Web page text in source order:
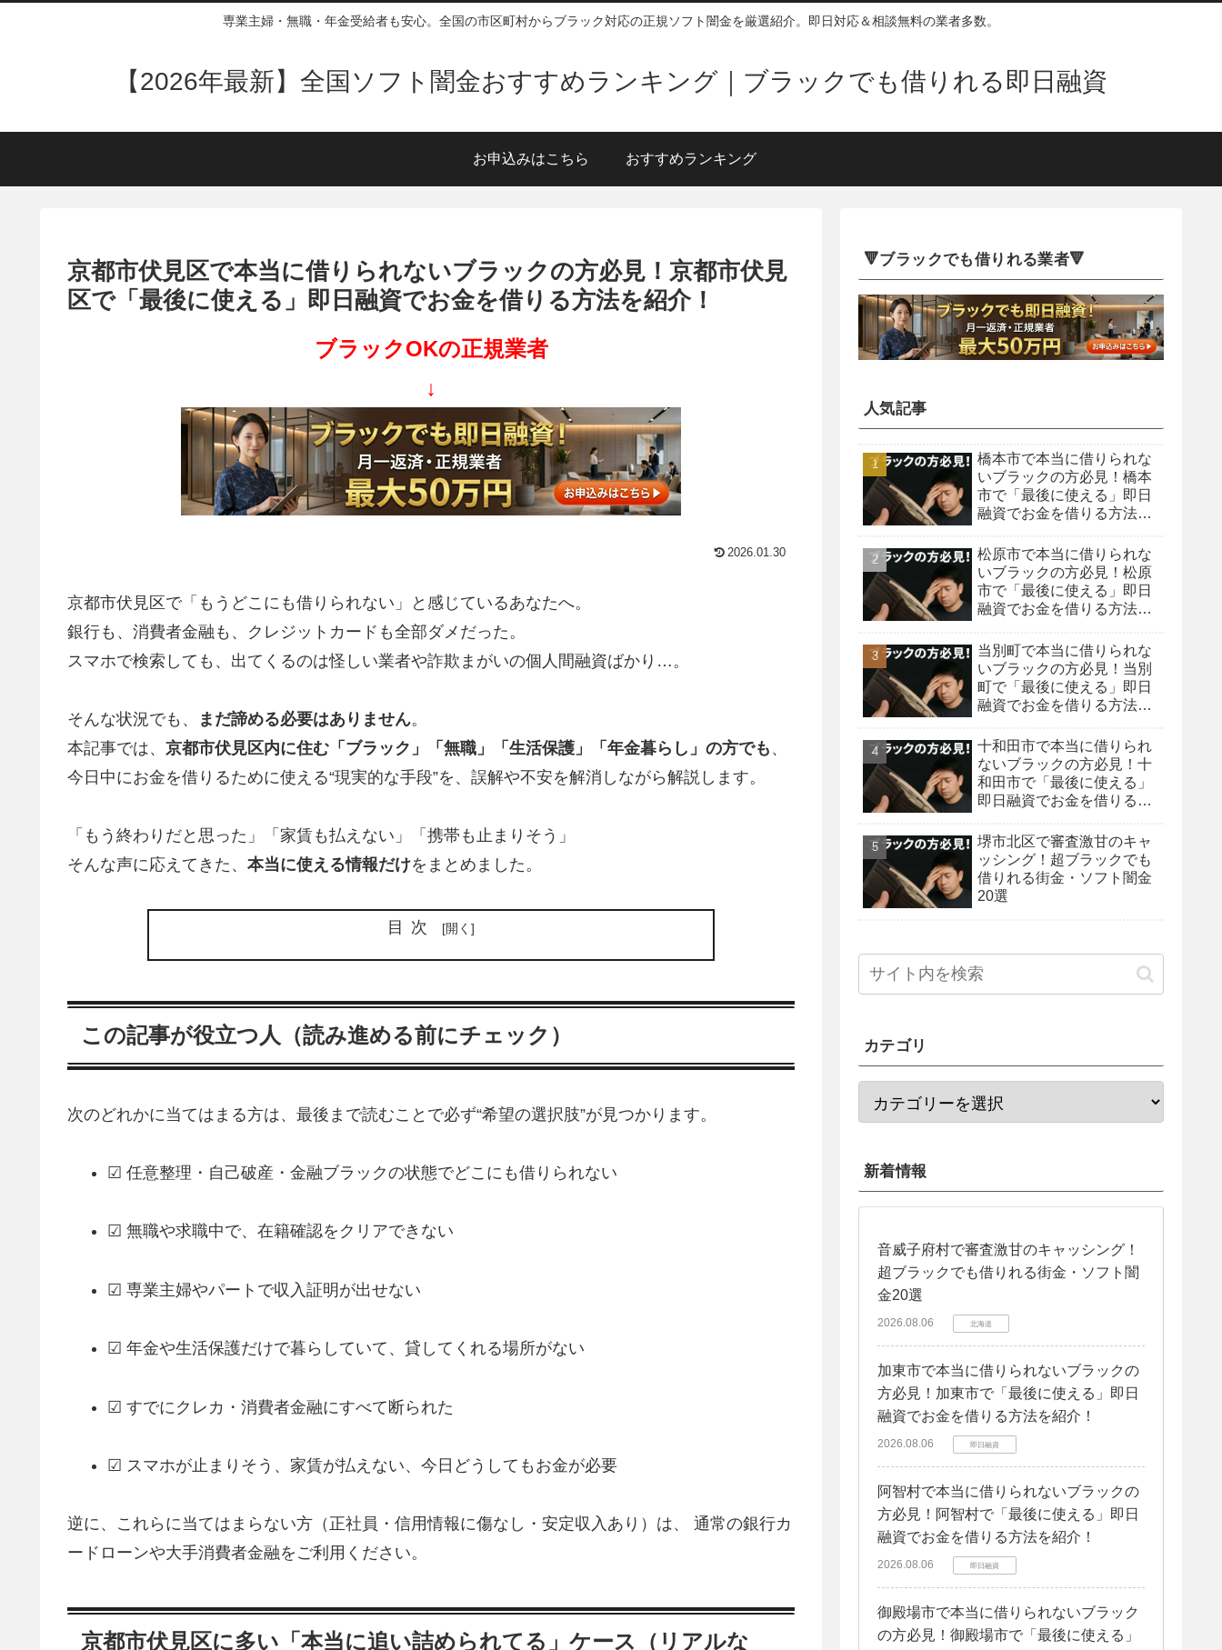
専業主婦・無職・年金受給者も安心。全国の市区町村からブラック対応の正規ソフト闇金を厳選紹介。即日対応＆相談無料の業者多数。
【2026年最新】全国ソフト闇金おすすめランキング｜ブラックでも借りれる即日融資
お申込みはこちら おすすめランキング
京都市伏見区で本当に借りられないブラックの方必見！京都市伏見
区で「最後に使える」即日融資でお金を借りる方法を紹介！
ブラックOKの正規業者
↓
2026.01.30
京都市伏見区で「もうどこにも借りられない」と感じているあなたへ。
銀行も、消費者金融も、クレジットカードも全部ダメだった。
スマホで検索しても、出てくるのは怪しい業者や詐欺まがいの個人間融資ばかり…。
そんな状況でも、 まだ諦める必要はありません。
本記事では、 京都市伏見区内に住む「ブラック」「無職」「生活保護」「年金暮らし」の方でも 、
今日中にお金を借りるために使える“現実的な手段”を、誤解や不安を解消しながら解説します。
「もう終わりだと思った」「家賃も払えない」「携帯も止まりそう」
そんな声に応えてきた、 本当に使える情報だけをまとめました。
目次
この記事が役立つ人（読み進める前にチェック）
次のどれかに当てはまる方は、最後まで読むことで必ず“希望の選択肢”が見つかります。
☑ 任意整理・自己破産・金融ブラックの状態でどこにも借りられない
☑ 無職や求職中で、在籍確認をクリアできない
☑ 専業主婦やパートで収入証明が出せない
☑ 年金や生活保護だけで暮らしていて、貸してくれる場所がない
☑ すでにクレカ・消費者金融にすべて断られた
☑ スマホが止まりそう、家賃が払えない、今日どうしてもお金が必要
逆に、これらに当てはまらない方（正社員・信用情報に傷なし・安定収入あり）は、 通常の銀行カ
ードローンや大手消費者金融をご利用ください。
京都市伏見区に多い「本当に追い詰められてる」ケース（リアルな
🔻ブラックでも借りれる業者🔻
人気記事
橋本市で本当に借りられな
いブラックの方必見！橋本
市で「最後に使える」即日
融資でお金を借りる方法を
松原市で本当に借りられな
いブラックの方必見！松原
市で「最後に使える」即日
融資でお金を借りる方法を
当別町で本当に借りられな
いブラックの方必見！当別
町で「最後に使える」即日
融資でお金を借りる方法を
十和田市で本当に借りられ
ないブラックの方必見！十
和田市で「最後に使える」
即日融資でお金を借りる方
堺市北区で審査激甘のキャ
ッシング！超ブラックでも
借りれる街金・ソフト闇金
20選
カテゴリ
新着情報
音威子府村で審査激甘のキャッシング！
超ブラックでも借りれる街金・ソフト闇
金20選
2026.08.06 北海道
加東市で本当に借りられないブラックの
方必見！加東市で「最後に使える」即日
融資でお金を借りる方法を紹介！
2026.08.06 即日融資
阿智村で本当に借りられないブラックの
方必見！阿智村で「最後に使える」即日
融資でお金を借りる方法を紹介！
2026.08.06 即日融資
御殿場市で本当に借りられないブラック
の方必見！御殿場市で「最後に使える」